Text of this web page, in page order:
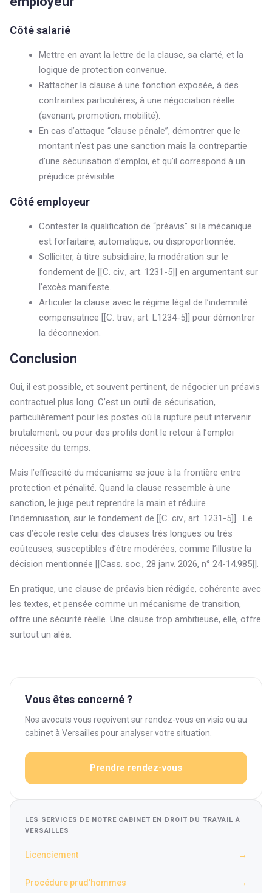
Côté salarié
Mettre en avant la lettre de la clause, sa clarté, et la
logique de protection convenue.
Rattacher la clause à une fonction exposée, à des
contraintes particulières, à une négociation réelle
(avenant, promotion, mobilité).
En cas d’attaque “clause pénale”, démontrer que le
montant n’est pas une sanction mais la contrepartie
d’une sécurisation d’emploi, et qu’il correspond à un
préjudice prévisible.
Côté employeur
Contester la qualification de “préavis” si la mécanique
est forfaitaire, automatique, ou disproportionnée.
Solliciter, à titre subsidiaire, la modération sur le
fondement de [[C. civ., art. 1231-5]] en argumentant sur
l’excès manifeste.
Articuler la clause avec le régime légal de l’indemnité
compensatrice [[C. trav., art. L1234-5]] pour démontrer
la déconnexion.
Conclusion
Oui, il est possible, et souvent pertinent, de négocier un préavis
contractuel plus long. C’est un outil de sécurisation,
particulièrement pour les postes où la rupture peut intervenir
brutalement, ou pour des profils dont le retour à l’emploi
nécessite du temps.
Mais l’efficacité du mécanisme se joue à la frontière entre
protection et pénalité. Quand la clause ressemble à une
sanction, le juge peut reprendre la main et réduire
l’indemnisation, sur le fondement de [[C. civ., art. 1231-5]]. Le
cas d’école reste celui des clauses très longues ou très
coûteuses, susceptibles d’être modérées, comme l’illustre la
décision mentionnée [[Cass. soc., 28 janv. 2026, n° 24-14.985]].
En pratique, une clause de préavis bien rédigée, cohérente avec
les textes, et pensée comme un mécanisme de transition,
offre une sécurité réelle. Une clause trop ambitieuse, elle, offre
surtout un aléa.
Vous êtes concerné ?
Nos avocats vous reçoivent sur rendez-vous en visio ou au
cabinet à Versailles pour analyser votre situation.
Prendre rendez-vous
LES SERVICES DE NOTRE CABINET EN DROIT DU TRAVAIL À
VERSAILLES
Licenciement →
Procédure prud'hommes →